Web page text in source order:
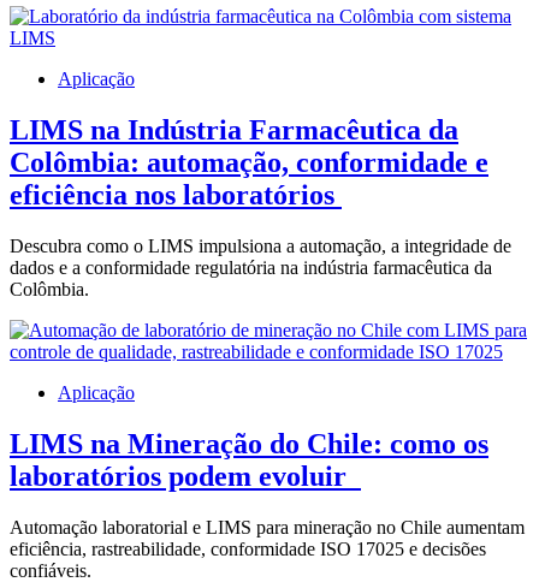
Aplicação
LIMS na Indústria Farmacêutica da
Colômbia: automação, conformidade e
eficiência nos laboratórios
Descubra como o LIMS impulsiona a automação, a integridade de
dados e a conformidade regulatória na indústria farmacêutica da
Colômbia.
Aplicação
LIMS na Mineração do Chile: como os
laboratórios podem evoluir
Automação laboratorial e LIMS para mineração no Chile aumentam
eficiência, rastreabilidade, conformidade ISO 17025 e decisões
confiáveis.